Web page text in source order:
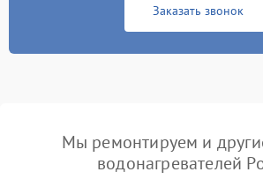
Заказать звонок
Мы ремонтируем и
водонагревателей